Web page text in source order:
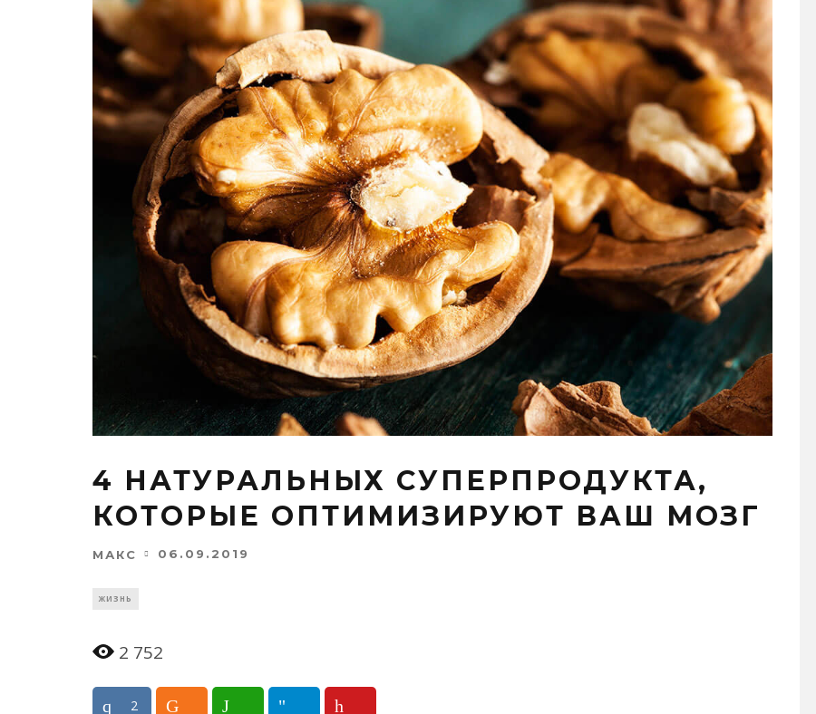
4 НАТУРАЛЬНЫХ СУПЕРПРОДУКТА,
КОТОРЫЕ ОПТИМИЗИРУЮТ ВАШ МОЗГ
МАКС 06.09.2019
ЖИЗНЬ
2 752
2